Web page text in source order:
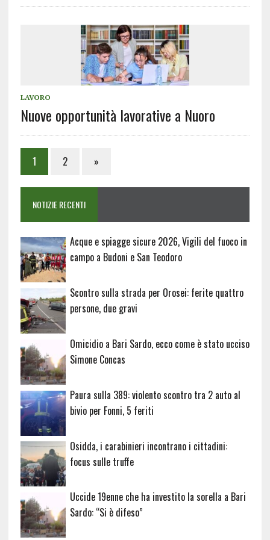
LAVORO
Nuove opportunità lavorative a Nuoro
1 2 »
NOTIZIE RECENTI
Acque e spiagge sicure 2026, Vigili del fuoco in
campo a Budoni e San Teodoro
Scontro sulla strada per Orosei: ferite quattro
persone, due gravi
Omicidio a Bari Sardo, ecco come è stato ucciso
Simone Concas
Paura sulla 389: violento scontro tra 2 auto al
bivio per Fonni, 5 feriti
Osidda, i carabinieri incontrano i cittadini:
focus sulle truffe
Uccide 19enne che ha investito la sorella a Bari
Sardo: “Si è difeso”